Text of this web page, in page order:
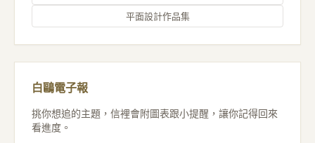
平面設計作品集
白鷗電子報
挑你想追的主題，信裡會附圖表跟小提醒，讓你記得回來
看進度。